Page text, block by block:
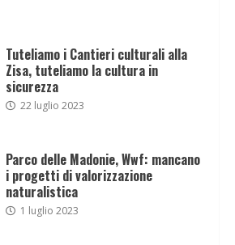
Tuteliamo i Cantieri culturali alla
Zisa, tuteliamo la cultura in
sicurezza
22 luglio 2023
Parco delle Madonie, Wwf: mancano
i progetti di valorizzazione
naturalistica
1 luglio 2023